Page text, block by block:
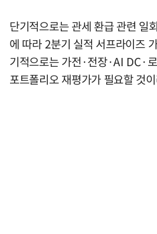
단기적으로는 관세 환급 관련 일
에 따라 2분기 실적 서프라이즈
기적으로는 가전·전장·AI DC·
포트폴리오 재평가가 필요할 것